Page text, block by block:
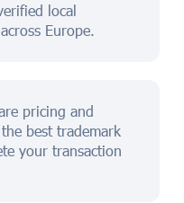
local
Europe.
pricing and
best trademark
your transaction